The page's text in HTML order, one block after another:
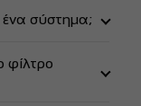
ένα σύστημα;
φίλτρο